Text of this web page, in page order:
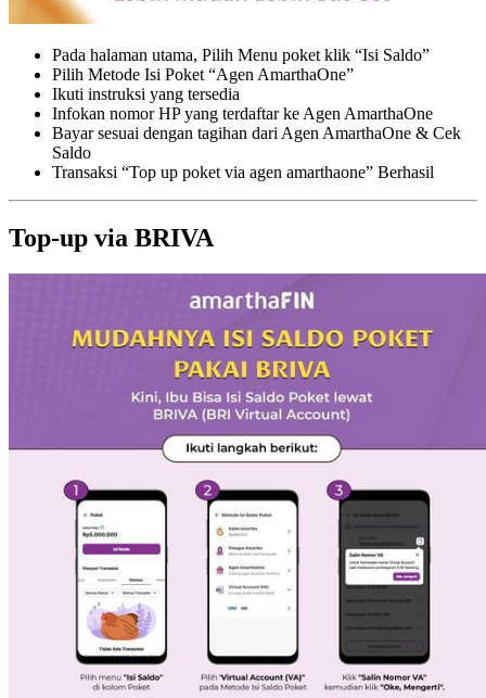
Pada halaman utama, Pilih Menu poket klik “Isi Saldo”
Pilih Metode Isi Poket “Agen AmarthaOne”
Ikuti instruksi yang tersedia
Infokan nomor HP yang terdaftar ke Agen AmarthaOne
Bayar sesuai dengan tagihan dari Agen AmarthaOne & Cek
Saldo
Transaksi “Top up poket via agen amarthaone” Berhasil
Top-up via BRIVA